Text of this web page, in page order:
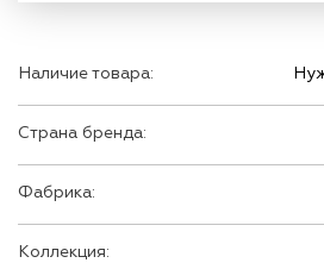
Наличие товара:
Страна бренда:
Фабрика:
Коллекция: